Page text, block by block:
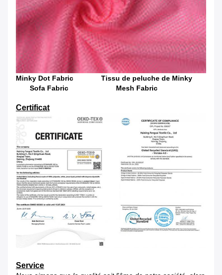
Minky Dot Fabric Tissu de peluche de Minky
Sofa Fabric Mesh Fabric
Certificat
Service